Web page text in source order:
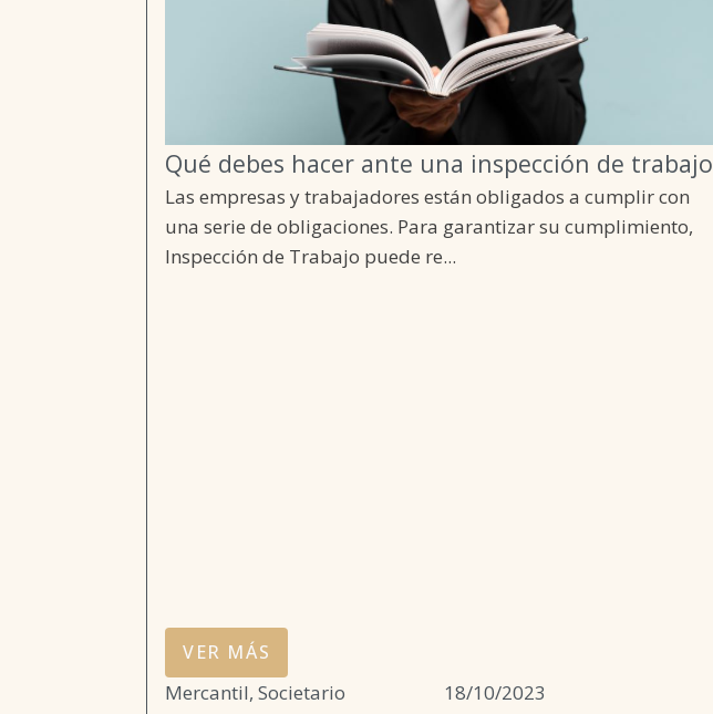
Qué debes hacer ante una inspección de trabajo
Las empresas y trabajadores están obligados a cumplir con
una serie de obligaciones. Para garantizar su cumplimiento,
Inspección de Trabajo puede re...
VER MÁS
Mercantil, Societario
18/10/2023